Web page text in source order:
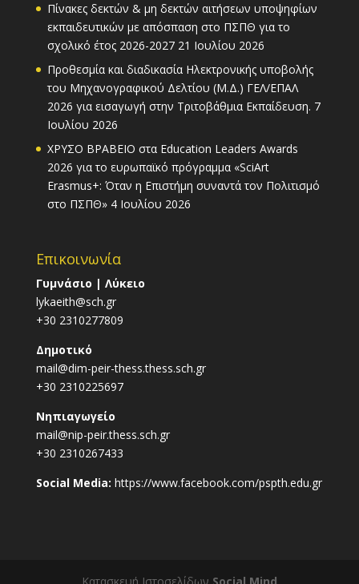
Πίνακες δεκτών & μη δεκτών αιτήσεων υποψηφίων
εκπαιδευτικών με απόσπαση στο ΠΣΠΘ για το
σχολικό έτος 2026-2027 21 Ιουλίου 2026
Προθεσμία και διαδικασία Ηλεκτρονικής υποβολής
του Μηχανογραφικού Δελτίου (Μ.Δ.) ΓΕΛ/ΕΠΑΛ
2026 για εισαγωγή στην Τριτοβάθμια Εκπαίδευση. 7
Ιουλίου 2026
ΧΡΥΣΟ ΒΡΑΒΕΙΟ στα Education Leaders Awards
2026 για το ευρωπαϊκό πρόγραμμα «SciArt
Erasmus+: Όταν η Επιστήμη συναντά τον Πολιτισμό
στο ΠΣΠΘ» 4 Ιουλίου 2026
Επικοινωνία
Γυμνάσιο | Λύκειο
lykaeith@sch.gr
+30 2310277809
Δημοτικό
mail@dim-peir-thess.thess.sch.gr
+30 2310225697
Νηπιαγωγείο
mail@nip-peir.thess.sch.gr
+30 2310267433
Social Media: https://www.facebook.com/pspth.edu.gr
Κατασκευή Ιστοσελίδων Social Mind